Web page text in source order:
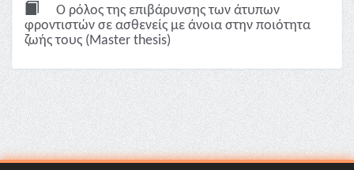
Ο ρόλος της επιβάρυνσης των άτυπων
φροντιστών σε ασθενείς με άνοια στην ποιότητα
ζωής τους (Master thesis)